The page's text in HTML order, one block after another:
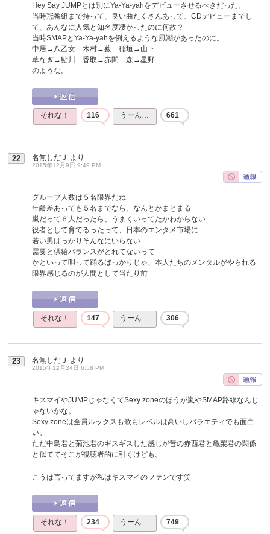
Hey Say JUMPとは別にYa-Ya-yahをデビューさせるべきだった。
当時冠番組まで持って、良い曲たくさんあって、CDデビューまでし
て、あんなに人気と知名度凄かったのに何故？
当時SMAPとYa-Ya-yahを例えるような風潮があったのに。
中居→八乙女 木村→薮 稲垣→山下
草なぎ→鮎川 香取→赤間 森→星野
のような。
それな！ 116 うーん… 661
22 名無しだＪ より
2015年12月9日 9:49 PM
グループ人数は５名限界だね
年齢差あっても５名までなら、なんとかまとまる
嵐だって６人だったら、うまくいってたかわからない
役者として育てるったって、日本のエンタメ市場に
若い男ばっかりそんなにいらない
需要と供給バランスがとれてないって
かといって唄って踊るばっかりじゃ、本人たちのメンタルがやられる
限界感じるのが人間として当たり前
それな！ 147 うーん… 306
23 名無しだＪ より
2015年12月24日 6:58 PM
キスマイやJUMPじゃなくてSexy zoneのほうが嵐やSMAP路線なんじ
ゃないかな。
Sexy zoneは全員ルックスも歌もレベルは高いしバラエティでも面白
い。
ただ中島君と菊池君のギスギスした感じが昔の赤西君と亀梨君の関係
と似ててそこが視聴者的に引くけども。
こうは言ってますが私はキスマイのファンです笑
それな！ 234 うーん… 749